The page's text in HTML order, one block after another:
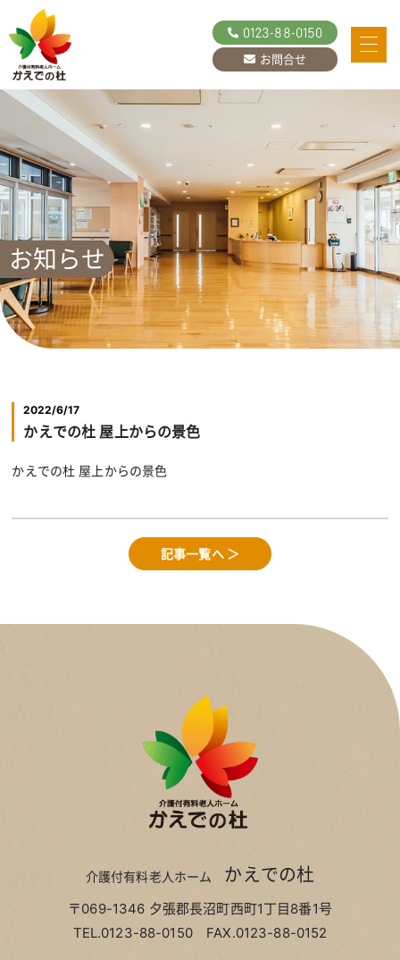
お知らせ
0123-88-0150
お問合せ
2022/6/17
かえでの杜 屋上からの景色
かえでの杜 屋上からの景色
記事一覧へ ＞
介護付有料老人ホーム かえでの杜
〒069-1346 夕張郡長沼町西町1丁目8番1号
TEL.0123-88-0150FAX.0123-88-0152